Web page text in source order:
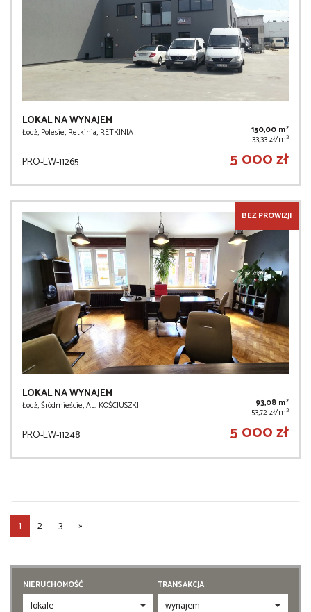
LOKAL NA WYNAJEM
Łódź, Polesie, Retkinia, RETKINIA 150,00 m2
33,33 zł/m2
PRO-LW-11265 5 000 zł
BEZ PROWIZJI
LOKAL NA WYNAJEM
Łódź, Śródmieście, AL. KOŚCIUSZKI 93,08 m2
53,72 zł/m2
PRO-LW-11248 5 000 zł
1 2 3 »
NIERUCHOMOŚĆ TRANSAKCJA